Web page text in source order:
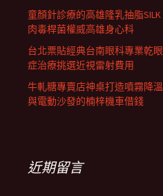
童顏針診療的高雄隆乳抽脂SILK
肉毒桿菌權威高雄身心科
台北票貼經典台南眼科專業乾眼
症治療挑選近視雷射費用
牛軋糖專賣店神桌打造噴霧降溫
與電動沙發的楠梓機車借錢
近期留言